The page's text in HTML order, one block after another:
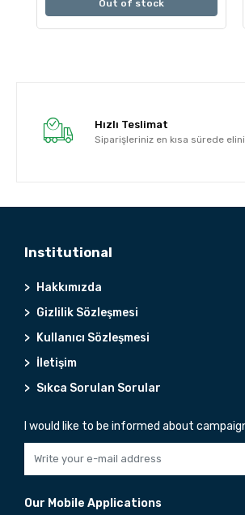
Out of stock
Hızlı Teslimat
Siparişleriniz en kısa sürede
Institutional
Hakkımızda
Gizlilik Sözleşmesi
Kullanıcı Sözleşmesi
İletişim
Sıkca Sorulan Sorular
I would like to be informed about
Our Mobile Applications